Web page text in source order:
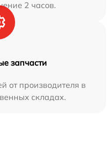
2 часов.
запчасти
от производителя в
складах.